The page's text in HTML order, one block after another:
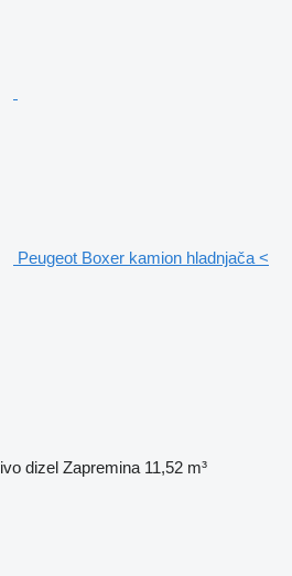
Peugeot Boxer kamion hladnjača <
dizel Zapremina 11,52 m³